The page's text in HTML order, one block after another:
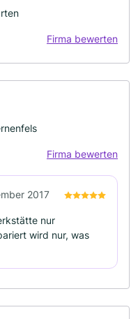
Firma bewerten
Firma bewerten
2017
nur
wird nur, was